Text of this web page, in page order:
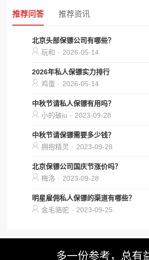
推荐问答 推荐资讯
北京头部保镖公司有哪些？
玩和 · 2026-05-14
2026年私人保镖实力排行
鸡蛋 · 2026-05-14
中秋节请私人保镖有用吗？
小的破iu · 2023-09-28
中秋节请保镖需要多少钱？
拥抱精灵 · 2023-09-28
北京保镖公司国庆节涨价吗？
梅洛 · 2023-09-28
明星雇佣私人保镖的渠道有哪些？
金毛骆驼 · 2023-09-25
多一份参考，总有